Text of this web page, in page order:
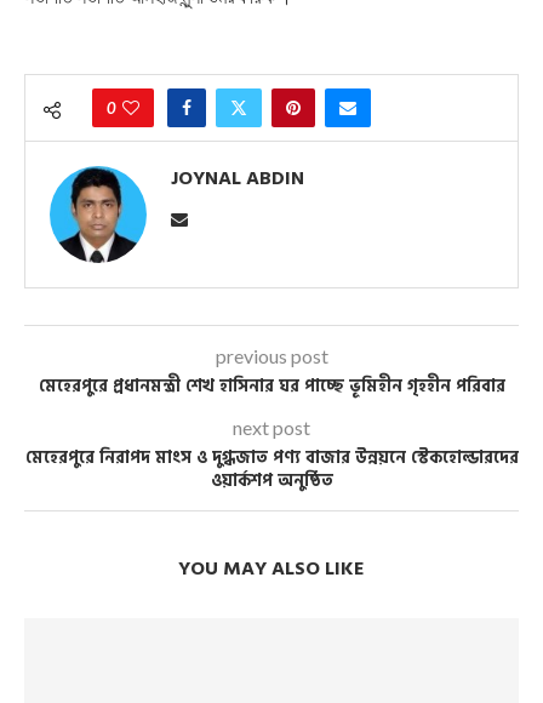
0
JOYNAL ABDIN
previous post
মেহেরপুরে প্রধানমন্ত্রী শেখ হাসিনার ঘর পাচ্ছে ভূমিহীন গৃহহীন পরিবার
next post
মেহেরপুরে নিরাপদ মাংস ও দুগ্ধজাত পণ্য বাজার উন্নয়নে স্টেকহোল্ডারদের
ওয়ার্কশপ অনুষ্ঠিত
YOU MAY ALSO LIKE